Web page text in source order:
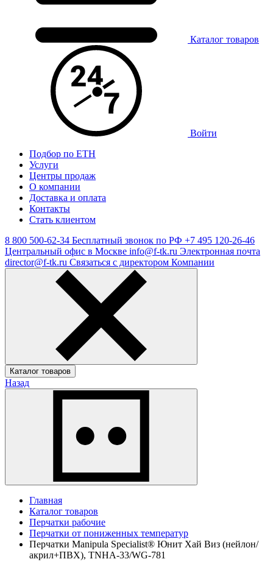
Каталог товаров
Войти
Подбор по ЕТН
Услуги
Центры продаж
О компании
Доставка и оплата
Контакты
Стать клиентом
8 800 500-62-34 Бесплатный звонок по РФ +7 495 120-26-46
Центральный офис в Москве info@f-tk.ru Электронная почта
director@f-tk.ru Связаться с директором Компании
Каталог товаров
Назад
Главная
Каталог товаров
Перчатки рабочие
Перчатки от пониженных температур
Перчатки Manipula Specialist® Юнит Хай Виз (нейлон/
акрил+ПВХ), TNНА-33/WG-781